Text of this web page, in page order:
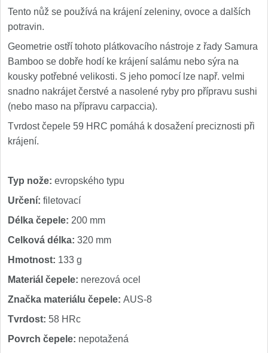
Nože s pevnou čepeľou
Taktické
Outdoorové 10
Špeciálne nože
Vrhacie 12
Ostrenie nožov
Ostřiče nožů 8
Doplňky a díly 4
Nože Seburo SARADA
Tento nůž se používá na krájení zeleniny, ovoce a dalších
potravin.
Geometrie ostří tohoto plátkovacího nástroje z řady Samura
Bamboo se dobře hodí ke krájení salámu nebo sýra na
kousky potřebné velikosti. S jeho pomocí lze např. velmi
snadno nakrájet čerstvé a nasolené ryby pro přípravu sushi
(nebo maso na přípravu carpaccia).
Tvrdost čepele 59 HRC pomáhá k dosažení preciznosti při
krájení.
Typ nože: evropského typu
Určení: filetovací
Délka čepele: 200 mm
Celková délka: 320 mm
Hmotnost: 133 g
Materiál čepele: nerezová ocel
Značka materiálu čepele: AUS-8
Tvrdost: 58 HRc
Povrch čepele: nepotažená